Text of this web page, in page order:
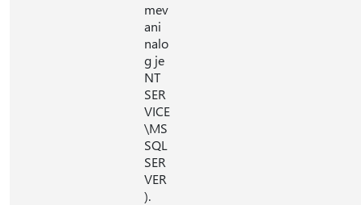
mev
ani
nalo
g je
NT
SER
VICE
\MS
SQL
SER
VER
).